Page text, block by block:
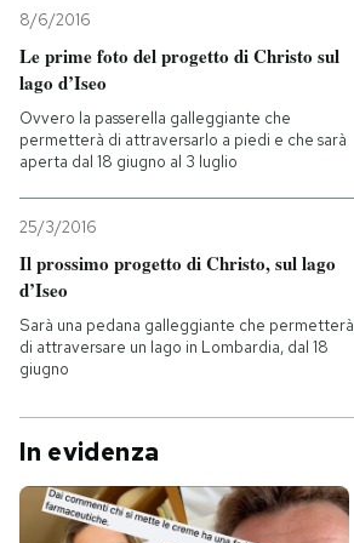
8/6/2016
Le prime foto del progetto di Christo sul
lago d’Iseo
Ovvero la passerella galleggiante che
permetterà di attraversarlo a piedi e che sarà
aperta dal 18 giugno al 3 luglio
25/3/2016
Il prossimo progetto di Christo, sul lago
d’Iseo
Sarà una pedana galleggiante che permetterà
di attraversare un lago in Lombardia, dal 18
giugno
In evidenza